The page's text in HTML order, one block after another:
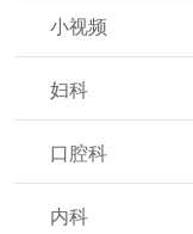
小视频
妇科
口腔科
内科